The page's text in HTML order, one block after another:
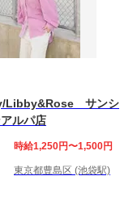
Libby&Rose サンシ
ルパ店
時給1,250円〜1,500円
東京都豊島区 (池袋駅)